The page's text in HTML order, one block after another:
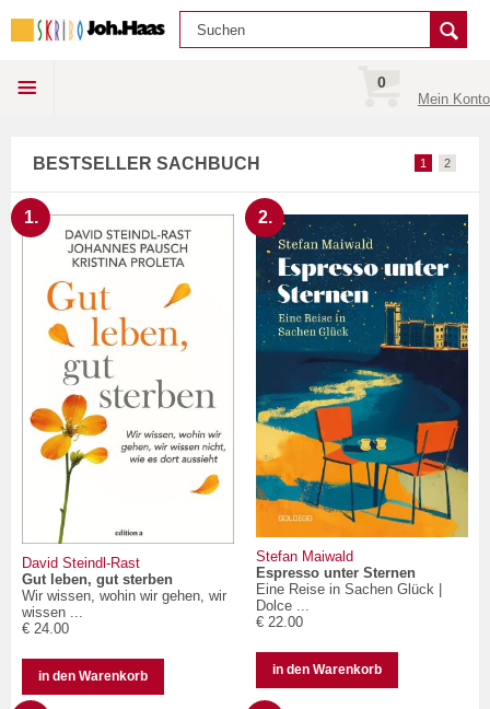
0
Mein Konto
BESTSELLER SACHBUCH 1 2
1.
David Steindl-Rast
Gut leben, gut sterben
Wir wissen, wohin wir gehen, wir
wissen ...
€ 24.00
in den Warenkorb
2.
Stefan Maiwald
Espresso unter Sternen
Eine Reise in Sachen Glück |
Dolce ...
€ 22.00
in den Warenkorb